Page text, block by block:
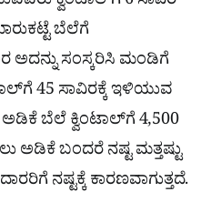
ಬೆಲೆಗೆ
ಅದನ್ನು ಸಂಸ್ಕರಿಸಿ ಮಂಡಿಗೆ
45 ಸಾವಿರಕ್ಕೆ ಇಳಿಯುವ
ಅಡಿಕೆ ಬೆಲೆ ಕ್ವಿಂಟಾಲ್‌ಗೆ 4,500
ಅಡಿಕೆ ಬಂದರೆ ನಷ್ಟ ಮತ್ತಷ್ಟು
ನಷ್ಟಕ್ಕೆ ಕಾರಣವಾಗುತ್ತದೆ.